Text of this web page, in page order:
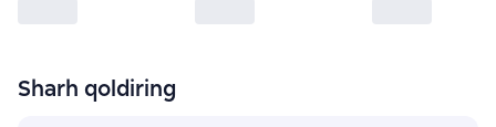
Sharh qoldiring